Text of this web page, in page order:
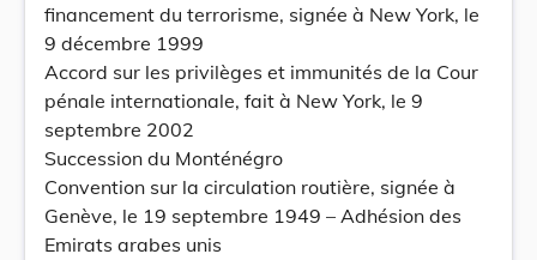
financement du terrorisme, signée à New York, le
9 décembre 1999
Accord sur les privilèges et immunités de la Cour
pénale internationale, fait à New York, le 9
septembre 2002
Succession du Monténégro
Convention sur la circulation routière, signée à
Genève, le 19 septembre 1949 – Adhésion des
Emirats arabes unis